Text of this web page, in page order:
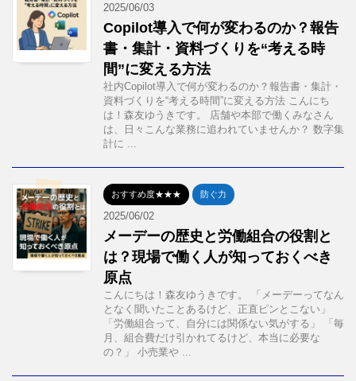
2025/06/03
Copilot導入で何が変わるのか？報告
書・集計・資料づくりを“考える時
間”に変える方法
社内Copilot導入で何が変わるのか？報告書・集計・
資料づくりを“考える時間”に変える方法 こんにち
は！森友ゆうきです。 店舗や本部で働くみなさん
は、日々こんな業務に追われていませんか？ 数字集
計に ...
おすすめ度★★★ 防ぐ力
2025/06/02
メーデーの歴史と労働組合の役割と
は？現場で働く人が知っておくべき
原点
こんにちは！森友ゆうきです。 「メーデーってなん
となく聞いたことあるけど、正直ピンとこない」
「労働組合って、自分には関係ない気がする」 「毎
月、組合費だけ引かれてるけど、本当に必要な
の？」 小売業や ...